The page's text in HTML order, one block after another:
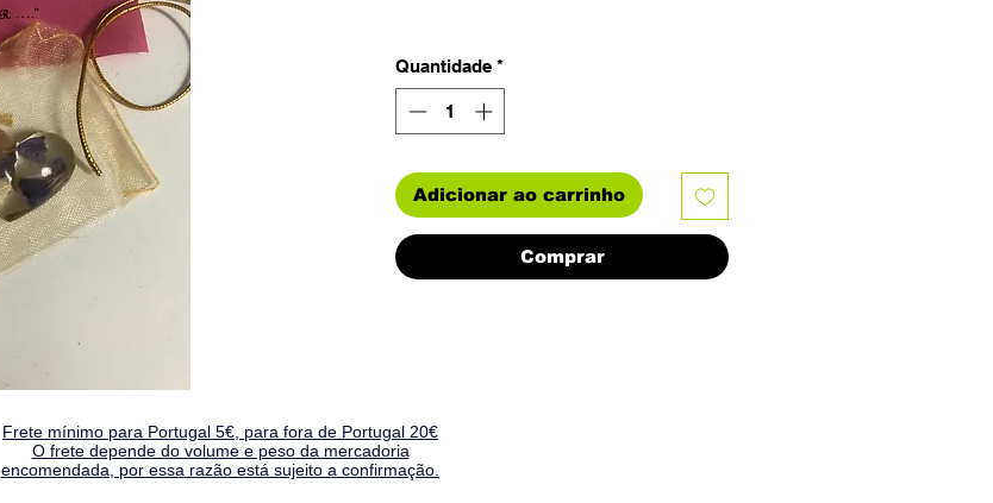
Quantidade *
Adicionar ao carrinho
Comprar
Frete mínimo para Portugal 5€, para fora de Portugal 20€
O frete depende do volume e peso da mercadoria
encomendada, por essa razão está sujeito a confirmação.